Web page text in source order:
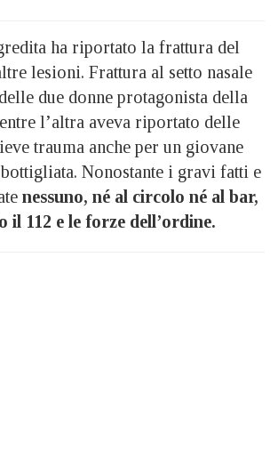
ha riportato la frattura del
lesioni. Frattura al setto nasale
due donne protagonista della
l’altra aveva riportato delle
trauma anche per un giovane
Nonostante i gravi fatti e
nessuno, né al circolo né al bar,
il 112 e le forze dell’ordine.